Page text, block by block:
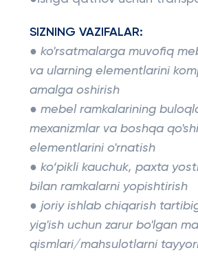
SIZNING VAZIFALAR:
● ko'rsatmalarga muvofiq
va ularning elementlarini
amalga oshirish
● mebel ramkalarining
mexanizmlar va boshqa
elementlarini o'rnatish
● ko‘pikli kauchuk, paxta
bilan ramkalarni yopishtirish
● joriy ishlab chiqarish
yig'ish uchun zarur bo'lgan
qismlari/mahsulotlarni